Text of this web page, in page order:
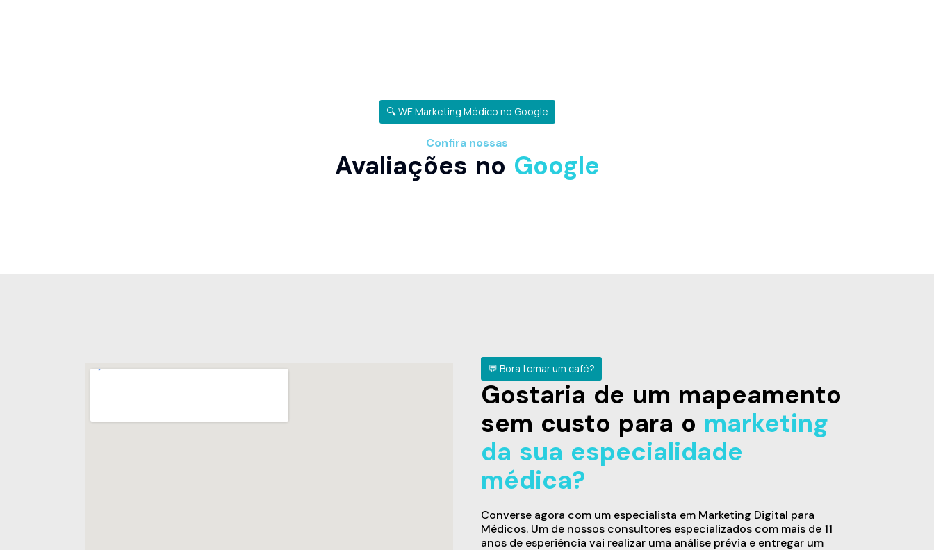
🔍 WE Marketing Médico no Google
Confira nossas
Avaliações no Google
💬 Bora tomar um café?
Gostaria de um mapeamento
sem custo para o marketing
da sua especialidade
médica?
Converse agora com um especialista em Marketing Digital para
Médicos. Um de nossos consultores especializados com mais de 11
anos de esperiência vai realizar uma análise prévia e entregar um